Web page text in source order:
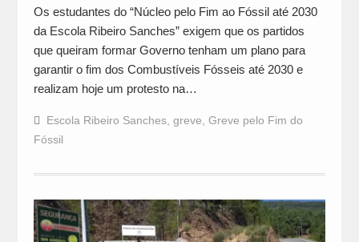
Os estudantes do “Núcleo pelo Fim ao Fóssil até 2030
da Escola Ribeiro Sanches” exigem que os partidos
que queiram formar Governo tenham um plano para
garantir o fim dos Combustíveis Fósseis até 2030 e
realizam hoje um protesto na…
Escola Ribeiro Sanches, greve, Greve pelo Fim do
Fóssil